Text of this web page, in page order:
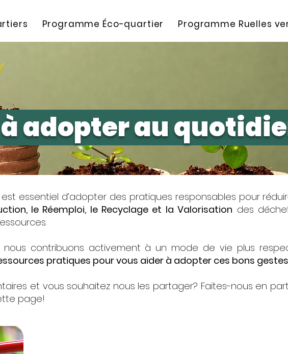
Programme Éco-quartier Programme Ruelles
adopter au
essentiel d’adopter des pratiques responsables pour
le Réemploi, le Recyclage et la Valorisation des
contribuons activement à un mode de vie plus
pratiques pour vous aider à adopter ces bons
et vous souhaitez nous les partager? Faites-nous en
page!